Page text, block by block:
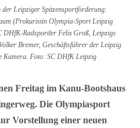
Angebote
Kontakte
Shop
der Leipziger Spitzensportförderung:
(Prokuristin Olympia-Sport Leipzig
DHfK-Radsportler Felix Groß, Leipzigs
Bremer, Geschäftsführer der Leipzig
Kamera. Foto: SC DHfK Leipzig
Freitag im Kanu-Bootshaus
Die Olympiasport
Vorstellung einer neuen